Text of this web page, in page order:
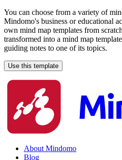
You can choose from a variety of
Mindomo's business or educational
own mind map templates from
transformed into a mind map
guiding notes to one of its topics.
Use this template
About Mindomo
Blog